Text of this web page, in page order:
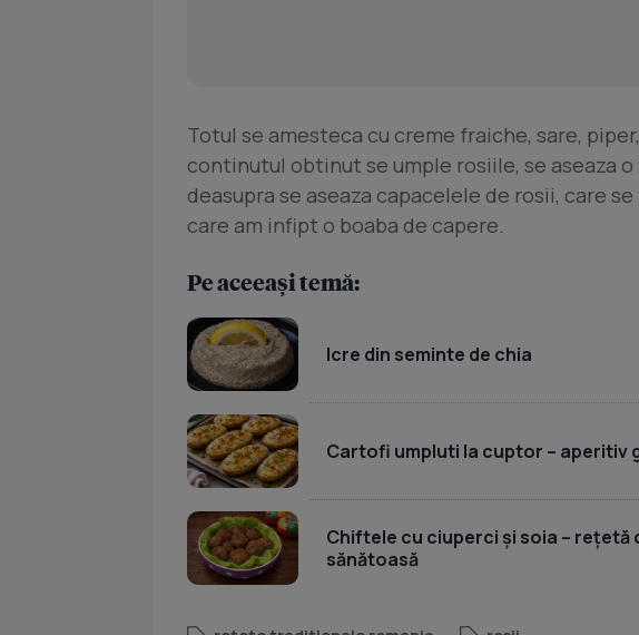
Totul se amesteca cu creme fraiche, sare,
continutul obtinut se umple rosiile, se aseaza o
deasupra se aseaza capacelele de rosii, care
care am infipt o boaba de capere.
Pe aceeași temă:
Icre din seminte de chia
Cartofi umpluti la cuptor – aperitiv
Chiftele cu ciuperci și soia – rețetă
sănătoasă